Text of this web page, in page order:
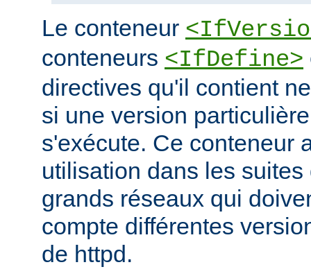
Le conteneur
conteneurs <IfDefine>
directives qu'il contient
si une version
s'exécute. Ce conteneur
utilisation dans les
grands réseaux qui
compte différentes
de httpd.